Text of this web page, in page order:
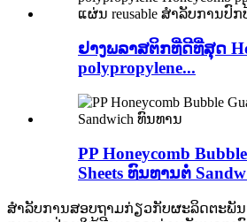
ຢາງພລາສຕິກທີ່ດີທີ່ສຸດ
polypropylene...
PP Honeycomb
Sheets ທົນທານຕໍ່
ສໍາ​ລັບ​ການ​ສອບ​ຖາມ​ກ່ຽວ​ກັບ​ຜະ​ລິດ​ຕະ​ພັນ​